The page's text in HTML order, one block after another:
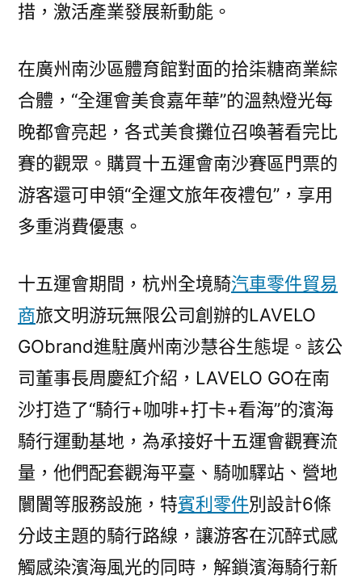
措，激活產業發展新動能。
在廣州南沙區體育館對面的拾柒糖商業綜
合體，“全運會美食嘉年華”的溫熱燈光每
晚都會亮起，各式美食攤位召喚著看完比
賽的觀眾。購買十五運會南沙賽區門票的
游客還可申領“全運文旅年夜禮包”，享用
多重消費優惠。
十五運會期間，杭州全境騎汽車零件貿易
商旅文明游玩無限公司創辦的LAVELO
GObrand進駐廣州南沙慧谷生態堤。該公
司董事長周慶紅介紹，LAVELO GO在南
沙打造了“騎行+咖啡+打卡+看海”的濱海
騎行運動基地，為承接好十五運會觀賽流
量，他們配套觀海平臺、騎咖驛站、營地
闤闠等服務設施，特賓利零件別設計6條
分歧主題的騎行路線，讓游客在沉醉式感
觸感染濱海風光的同時，解鎖濱海騎行新